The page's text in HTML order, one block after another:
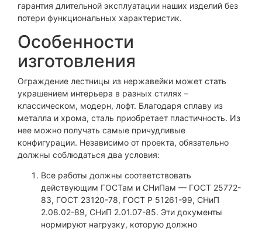
гарантия длительной эксплуатации наших изделий без
потери функциональных характеристик.
Особенности
изготовления
Ограждение лестницы из нержавейки может стать
украшением интерьера в разных стилях –
классическом, модерн, лофт. Благодаря сплаву из
металла и хрома, сталь приобретает пластичность. Из
нее можно получать самые причудливые
конфигурации. Независимо от проекта, обязательно
должны соблюдаться два условия:
Все работы должны соответствовать
действующим ГОСТам и СНиПам — ГОСТ 25772-
83, ГОСТ 23120-78, ГОСТ Р 51261-99, СНиП
2.08.02-89, СНиП 2.01.07-85. Эти документы
нормируют нагрузку, которую должно